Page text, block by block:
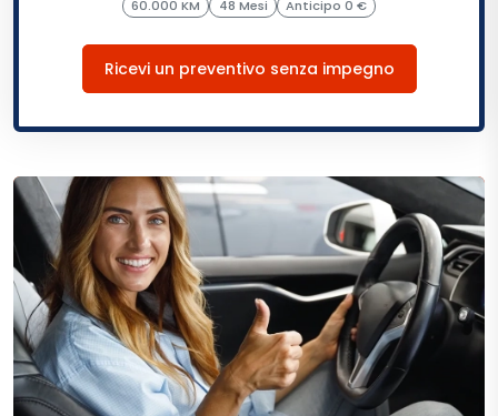
60.000 KM 48 Mesi Anticipo 0 €
Ricevi un preventivo senza impegno